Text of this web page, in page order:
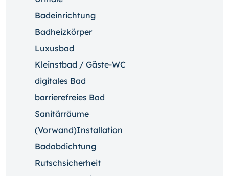
Badeinrichtung
Badheizkörper
Luxusbad
Kleinstbad / Gäste-WC
digitales Bad
barrierefreies Bad
Sanitärräume
(Vorwand)Installation
Badabdichtung
Rutschsicherheit